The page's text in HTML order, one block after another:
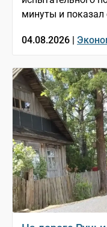
минуты и показал
04.08.2026 |